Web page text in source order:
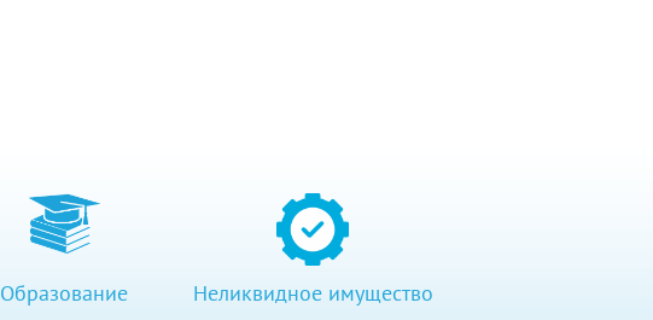
Образование Неликвидное имущество